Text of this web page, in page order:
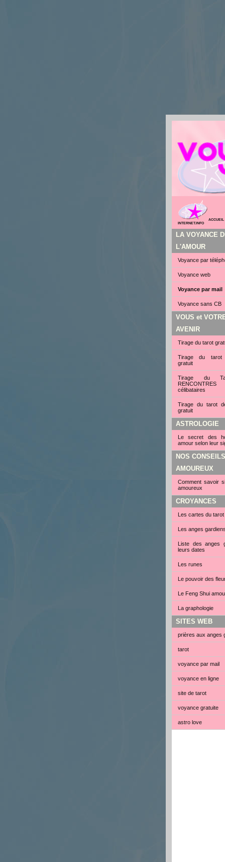
ACCUEIL
INTERNET.INFO
LA VOYANCE
L'AMOUR
Voyance par
Voyance web
Voyance par mail
Voyance sans CB
VOUS et
AVENIR
Tirage du tarot
Tirage du tarot
gratuit
Tirage du
célibataires
Tirage du tarot
gratuit
ASTROLOGIE
Le secret des
amour selon leur
NOS CONSEILS
AMOUREUX
Comment savoir
amoureux
CROYANCES
Les cartes du tarot
Les anges
Liste des anges
leurs dates
Les runes
Le pouvoir des
Le Feng Shui
La graphologie
SITES WEB
prières aux anges
tarot
voyance par mail
voyance en ligne
site de tarot
voyance gratuite
astro love